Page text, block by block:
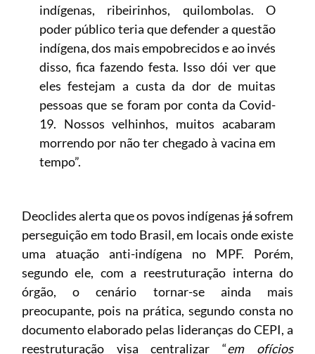
indígenas, ribeirinhos, quilombolas. O
poder público teria que defender a questão
indígena, dos mais empobrecidos e ao invés
disso, fica fazendo festa. Isso dói ver que
eles festejam a custa da dor de muitas
pessoas que se foram por conta da Covid-
19. Nossos velhinhos, muitos acabaram
morrendo por não ter chegado à vacina em
tempo”.
Deoclides alerta que os povos indígenasjásofrem
perseguição em todo Brasil, em locais onde existe
uma atuação anti-indígena no MPF. Porém,
segundo ele, com a reestruturação interna do
órgão, o cenário tornar-se ainda mais
preocupante, pois na prática, segundo consta no
documento elaborado pelas lideranças do CEPI, a
reestruturação visa centralizar “em ofícios